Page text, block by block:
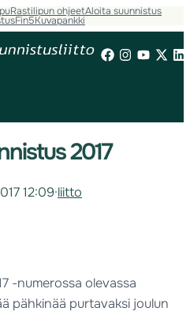
Rastilipun ohjeetAloita suunnistus
Fin5Kuvapankki
2017
12:09·liitto
-numerossa olevassa
pähkinää purtavaksi joulun